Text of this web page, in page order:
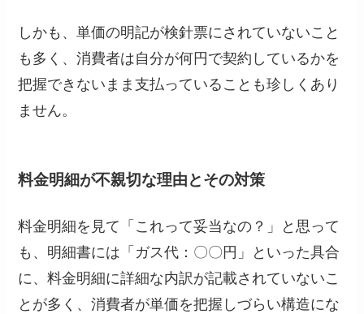
しかも、単価の明記が検針票にされていないこと
も多く、消費者は自分が何円で契約しているかを
把握できないまま支払っていることも珍しくあり
ません。
料金明細が不親切な理由とその対策
料金明細を見て「これって妥当なの？」と思って
も、明細書には「ガス代：〇〇円」といった具合
に、料金明細に詳細な内訳が記載されていないこ
とが多く、消費者が単価を把握しづらい構造にな